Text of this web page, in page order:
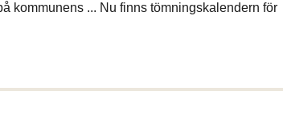
kommunens ... Nu finns tömningskalendern för